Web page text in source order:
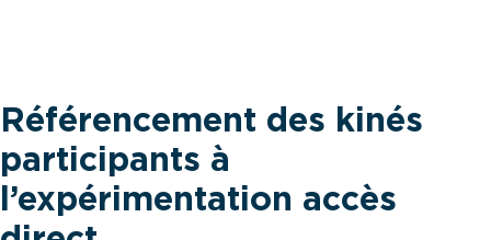
Référencement des kinés
participants à
l’expérimentation accès